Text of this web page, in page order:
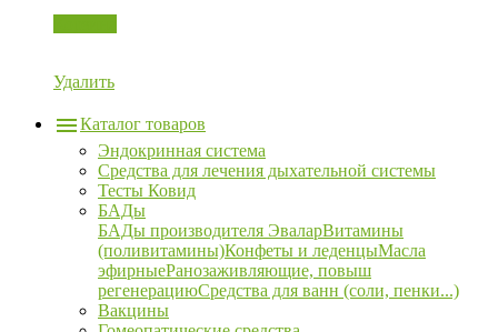
Удалить
Каталог товаров
Эндокринная система
Средства для лечения дыхательной системы
Тесты Ковид
БАДы
БАДы производителя ЭваларВитамины
(поливитамины)Конфеты и леденцыМасла
эфирныеРанозаживляющие, повыш
регенерациюСредства для ванн (соли, пенки...)
Вакцины